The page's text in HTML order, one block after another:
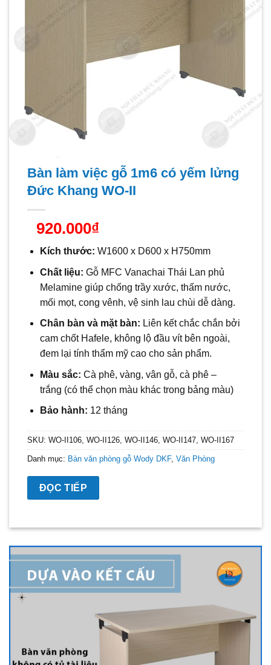
Bàn làm việc gỗ 1m6 có yếm lửng
Đức Khang WO-II
920.000₫
Kích thước: W1600 x D600 x H750mm
Chất liệu: Gỗ MFC Vanachai Thái Lan phủ
Melamine giúp chống trầy xước, thấm nước,
mối mọt, cong vênh, vệ sinh lau chùi dễ dàng.
Chân bàn và mặt bàn: Liên kết chắc chắn bởi
cam chốt Hafele, không lộ đầu vít bên ngoài,
đem lại tính thẩm mỹ cao cho sản phẩm.
Màu sắc: Cà phê, vàng, vân gỗ, cà phê –
trắng (có thể chọn màu khác trong bảng màu)
Bảo hành: 12 tháng
SKU: WO-II106, WO-II126, WO-II146, WO-II147, WO-II167
Danh mục: Bàn văn phòng gỗ Wody DKF, Văn Phòng
ĐỌC TIẾP